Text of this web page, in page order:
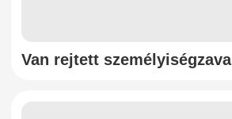
Van rejtett